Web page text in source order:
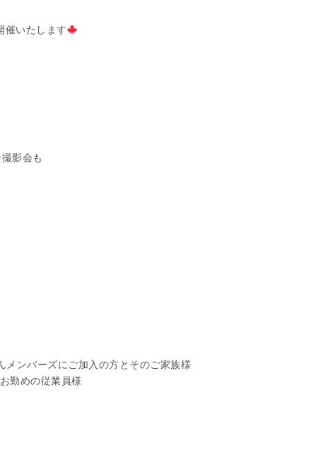
催いたします
影会も
メンバーズにご加入の方とそのご家族様
勤めの従業員様